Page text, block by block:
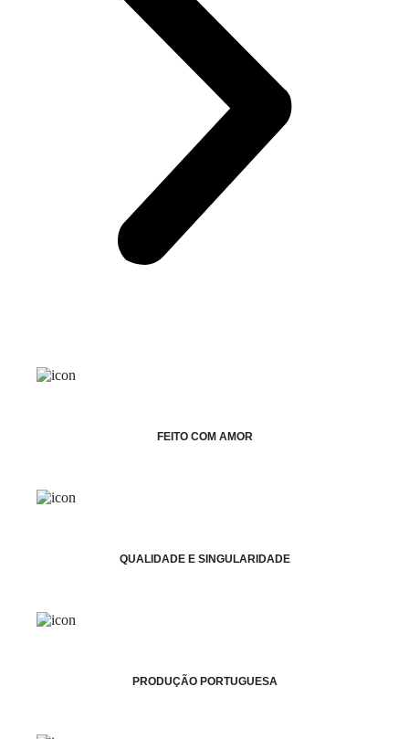
FEITO COM AMOR
QUALIDADE E SINGULARIDADE
PRODUÇÃO PORTUGUESA